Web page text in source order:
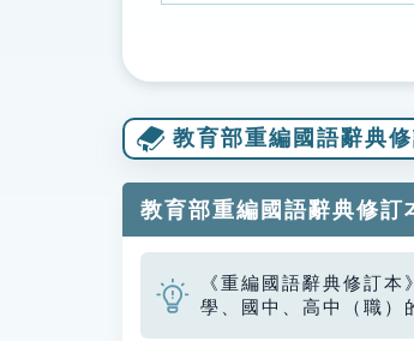
教育部重編國語辭典
教育部重編國語辭典修訂
《重編國語辭典修訂
學、國中、高中（職）